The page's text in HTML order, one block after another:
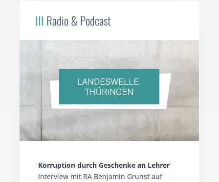
III Radio & Podcast
Korruption durch Geschenke an Lehrer
Interview mit RA Benjamin Grunst auf